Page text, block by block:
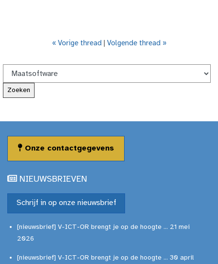
« Vorige thread| Volgende thread »
Onze contactgegevens
NIEUWSBRIEVEN
Schrijf in op onze nieuwsbrief
[nieuwsbrief] V-ICT-OR brengt je op de hoogte ... 21 mei
2026
[nieuwsbrief] V-ICT-OR brengt je op de hoogte ... 30 april